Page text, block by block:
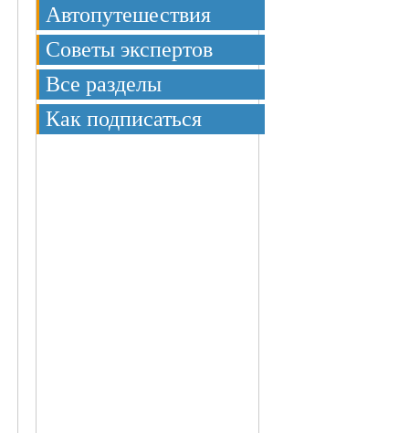
Автопутешествия
Советы экспертов
Все разделы
Как подписаться